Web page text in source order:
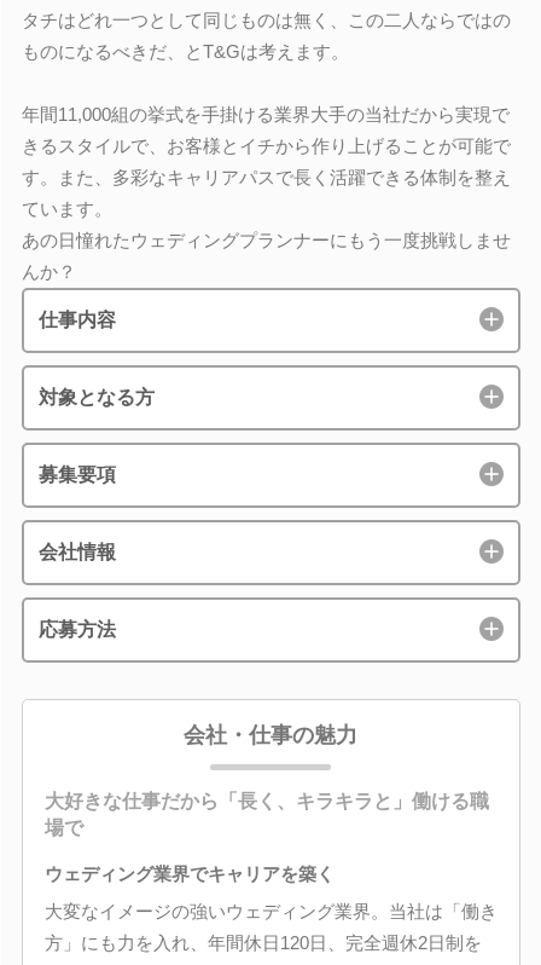
タチはどれ一つとして同じものは無く、この二人ならではの
ものになるべきだ、とT&Gは考えます。
年間11,000組の挙式を手掛ける業界大手の当社だから実現で
きるスタイルで、お客様とイチから作り上げることが可能で
す。また、多彩なキャリアパスで長く活躍できる体制を整え
ています。
あの日憧れたウェディングプランナーにもう一度挑戦しませ
んか？
仕事内容
対象となる方
募集要項
会社情報
応募方法
会社・仕事の魅力
大好きな仕事だから「長く、キラキラと」働ける職
場で
ウェディング業界でキャリアを築く
大変なイメージの強いウェディング業界。当社は「働き
方」にも力を入れ、年間休日120日、完全週休2日制を